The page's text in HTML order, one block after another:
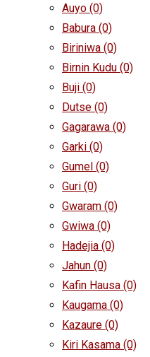
Auyo (0)
Babura (0)
Biriniwa (0)
Birnin Kudu (0)
Buji (0)
Dutse (0)
Gagarawa (0)
Garki (0)
Gumel (0)
Guri (0)
Gwaram (0)
Gwiwa (0)
Hadejia (0)
Jahun (0)
Kafin Hausa (0)
Kaugama (0)
Kazaure (0)
Kiri Kasama (0)